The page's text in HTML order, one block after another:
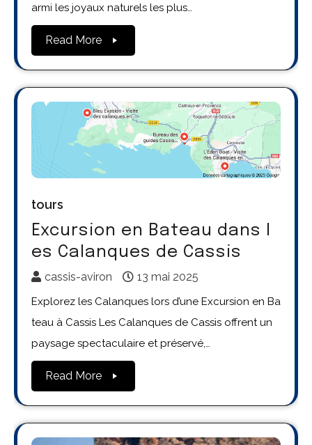
armi les joyaux naturels les plus…
Read More
tours
Excursion en Bateau dans l
es Calanques de Cassis
cassis-aviron 13 mai 2025
Explorez les Calanques lors d’une Excursion en Ba
teau à Cassis Les Calanques de Cassis offrent un
paysage spectaculaire et préservé,…
Read More